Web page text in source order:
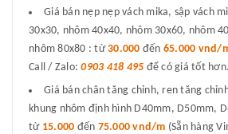
Giá bán nẹp nẹp vách mika, sập vách
30x30, nhôm 40x40, nhôm 30x60, nhôm
nhôm 80x80 : từ30.000 đến 65.000 vnd/
Call / Zalo:0903 418 495 để có giá tốt hơn.
Giá bán chân tăng chỉnh, ren tăng
khung nhôm định hình D40mm, D50mm,
từ 15.000 đến 75.000 vnd/m (Sẵn hàng